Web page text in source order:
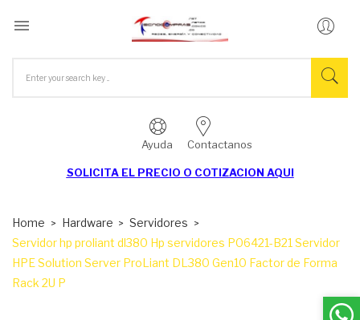

Ayuda Contactanos
SOLICITA EL PRECIO O COTIZACION AQUI
Home Hardware
Servidores
Servidor hp proliant dl380 Hp servidores P06421-B21 Servidor
HPE Solution Server ProLiant DL380 Gen10 Factor de Forma
Rack 2U P